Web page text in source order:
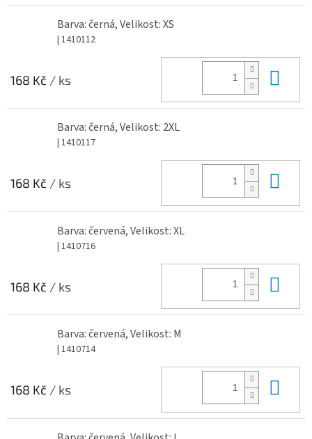
Barva: černá, Velikost: XS
| 1410112
168 Kč / ks
Barva: černá, Velikost: 2XL
| 1410117
168 Kč / ks
Barva: červená, Velikost: XL
| 1410716
168 Kč / ks
Barva: červená, Velikost: M
| 1410714
168 Kč / ks